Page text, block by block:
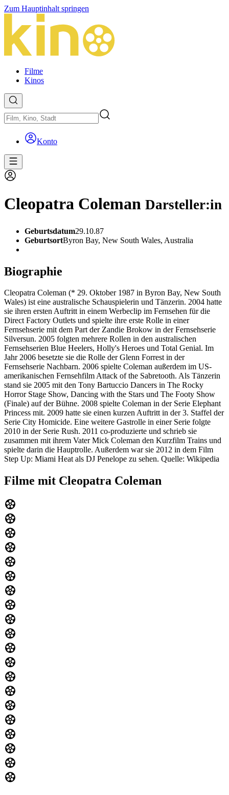
Zum Hauptinhalt springen
Filme
Kinos
Konto
Cleopatra Coleman Darsteller:in
Geburtsdatum29.10.87
GeburtsortByron Bay, New South Wales, Australia
Biographie
Cleopatra Coleman (* 29. Oktober 1987 in Byron Bay, New South
Wales) ist eine australische Schauspielerin und Tänzerin. 2004 hatte
sie ihren ersten Auftritt in einem Werbeclip im Fernsehen für die
Direct Factory Outlets und spielte ihre erste Rolle in einer
Fernsehserie mit dem Part der Zandie Brokow in der Fernsehserie
Silversun. 2005 folgten mehrere Rollen in den australischen
Fernsehserien Blue Heelers, Holly's Heroes und Total Genial. Im
Jahr 2006 besetzte sie die Rolle der Glenn Forrest in der
Fernsehserie Nachbarn. 2006 spielte Coleman außerdem im US-
amerikanischen Fernsehfilm Attack of the Sabretooth. Als Tänzerin
stand sie 2005 mit den Tony Bartuccio Dancers in The Rocky
Horror Stage Show, Dancing with the Stars und The Footy Show
(Finale) auf der Bühne. 2008 spielte Coleman in der Serie Elephant
Princess mit. 2009 hatte sie einen kurzen Auftritt in der 3. Staffel der
Serie City Homicide. Eine weitere Gastrolle in einer Serie folgte
2010 in der Serie Rush. 2011 co-produzierte und schrieb sie
zusammen mit ihrem Vater Mick Coleman den Kurzfilm Trains und
spielte darin die Hauptrolle. Außerdem war sie 2012 in dem Film
Step Up: Miami Heat als DJ Penelope zu sehen. Quelle: Wikipedia
Filme mit Cleopatra Coleman